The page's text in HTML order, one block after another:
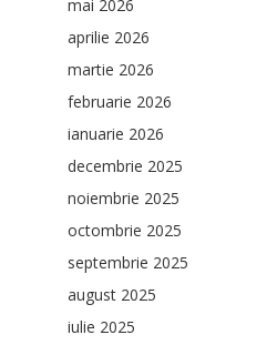
mai 2026
aprilie 2026
martie 2026
februarie 2026
ianuarie 2026
decembrie 2025
noiembrie 2025
octombrie 2025
septembrie 2025
august 2025
iulie 2025